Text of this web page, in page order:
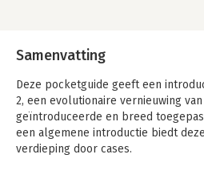
Samenvatting
Deze pocketguide geeft een
2, een evolutionaire vernieuwing van
geïntroduceerde en breed
een algemene introductie biedt
verdieping door cases.